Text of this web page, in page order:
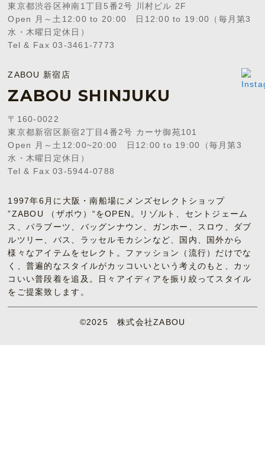
東京都渋谷区神南1丁目5番2号 川村ビル 2F
Open 月～土12:00 to 20:00 日12:00 to 19:00（毎月第3
水・木曜日定休日）
Tel & Fax 03-3461-7773
ZABOU 新宿店
ZABOU SHINJUKU
〒160-0022
東京都新宿区新宿2丁目4番2号 カーサ御苑101
Open 月～土12:00~20:00 日12:00 to 19:00（毎月第3
水・木曜日定休日）
Tel & Fax 03-5944-0788
1997年6月に大阪・南船場にメンズセレクトショップ
”ZABOU （ザボウ）“をOPEN。リゾルト、セントジェーム
ス、パラブーツ、バッグンナウン、ガンホー、スロウ、ダブ
ルツリー、バス、ラッセルモカシンなど、国内、国外から
様々なアイテムをセレクト。ファッション（流行）だけでな
く、普遍的なスタイルがカッコいいという考えのもと、カッ
コいい普段着を追及。日々アイディアを振り絞ってスタイル
をご提案致します。
©2025 株式会社ZABOU